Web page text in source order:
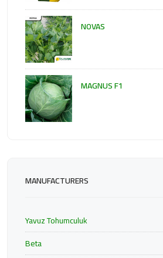
NOVAS
MAGNUS F1
MANUFACTURERS
Yavuz Tohumculuk
Beta